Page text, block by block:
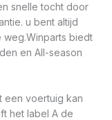
snelle tocht door
u bent altijd
biedt
en All-season
een voertuig kan
het label A de